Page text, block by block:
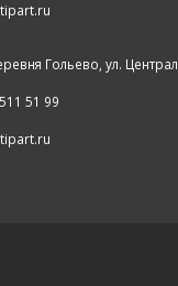
Гольево, ул.
51 99